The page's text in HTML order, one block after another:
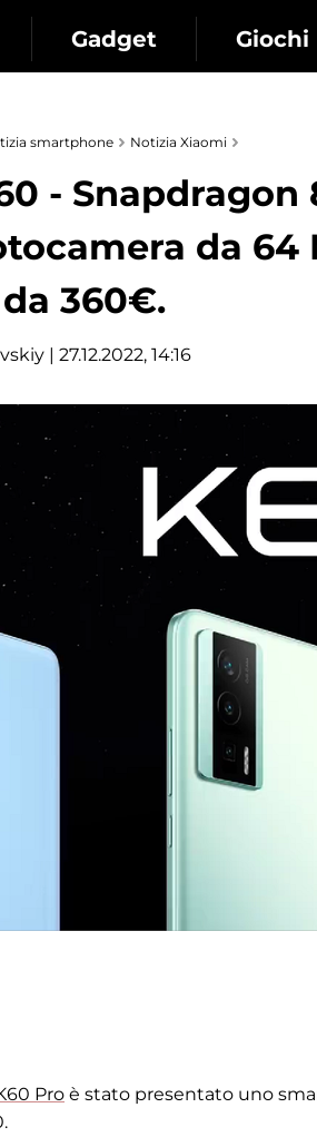
Gadget Giochi
smartphone Notizia Xiaomi
- Snapdragon
da 64
360€.
| 27.12.2022, 14:16
Pro è stato presentato uno